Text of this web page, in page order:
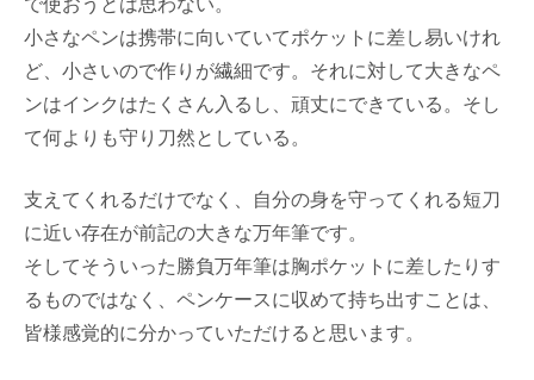
小さなペンは携帯に向いていてポケットに差し易いけれ
ど、小さいので作りが繊細です。それに対して大きなペ
ンはインクはたくさん入るし、頑丈にできている。そし
て何よりも守り刀然としている。
支えてくれるだけでなく、自分の身を守ってくれる短刀
に近い存在が前記の大きな万年筆です。
そしてそういった勝負万年筆は胸ポケットに差したりす
るものではなく、ペンケースに収めて持ち出すことは、
皆様感覚的に分かっていただけると思います。